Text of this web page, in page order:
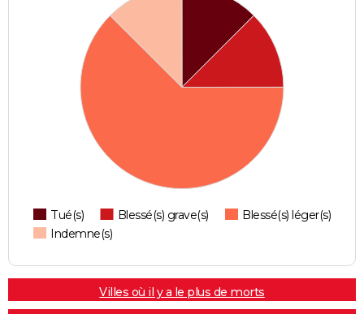
Tué(s) Blessé(s) grave(s)
Blessé(s) léger(s)
Indemne(s)
Villes où il y a le plus de morts